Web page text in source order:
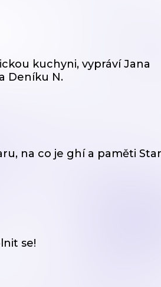
kuchyni, vypráví Jana
Deníku N.
na co je ghí a paměti
se!